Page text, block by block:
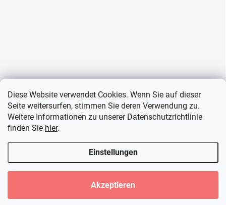
Diese Website verwendet Cookies. Wenn Sie auf dieser
Seite weitersurfen, stimmen Sie deren Verwendung zu.
Weitere Informationen zu unserer Datenschutzrichtlinie
finden Sie hier.
Einstellungen
Akzeptieren